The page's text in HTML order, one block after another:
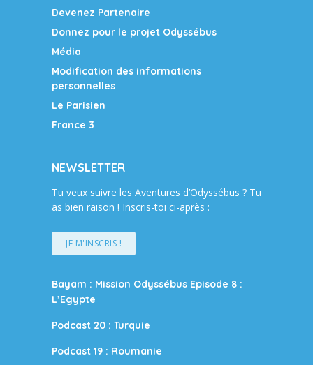
Devenez Partenaire
Donnez pour le projet Odyssébus
Média
Modification des informations
personnelles
Le Parisien
France 3
NEWSLETTER
Tu veux suivre les Aventures d’Odyssébus ? Tu
as bien raison ! Inscris-toi ci-après :
JE M'INSCRIS !
Bayam : Mission Odyssébus Episode 8 :
L’Egypte
Podcast 20 : Turquie
Podcast 19 : Roumanie